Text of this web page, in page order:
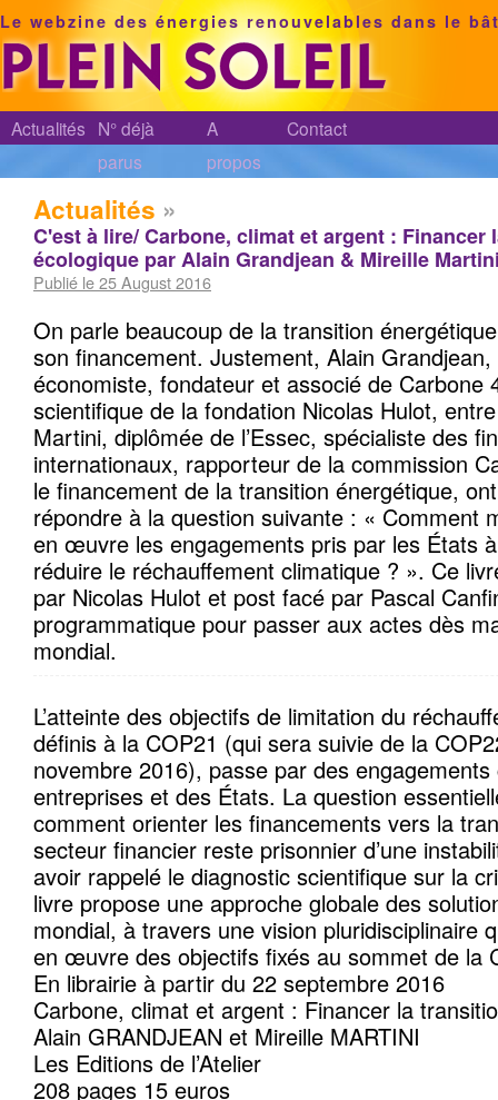
Le webzine des énergies renouvelables dans le
Actualités N° déjà
parus
A
propos
Contact
Actualités »
C'est à lire/ Carbone, climat et argent : Financer
écologique par Alain Grandjean & Mireille
Publié le 25 August 2016
On parle beaucoup de la transition
son financement. Justement, Alain
économiste, fondateur et associé de Carbone
scientifique de la fondation Nicolas Hulot,
Martini, diplômée de l’Essec, spécialiste des
internationaux, rapporteur de la commission
le financement de la transition énergétique,
répondre à la question suivante : « Comment
en œuvre les engagements pris par les États
réduire le réchauffement climatique ? ». Ce
par Nicolas Hulot et post facé par Pascal
programmatique pour passer aux actes dès
mondial.
L’atteinte des objectifs de limitation du
définis à la COP21 (qui sera suivie de la
novembre 2016), passe par des
entreprises et des États. La question
comment orienter les financements vers la
secteur financier reste prisonnier d’une
avoir rappelé le diagnostic scientifique sur la
livre propose une approche globale des
mondial, à travers une vision pluridisciplinaire
en œuvre des objectifs fixés au sommet de la
En librairie à partir du 22 septembre 2016
Carbone, climat et argent : Financer la
Alain GRANDJEAN et Mireille MARTINI
Les Editions de l’Atelier
208 pages 15 euros